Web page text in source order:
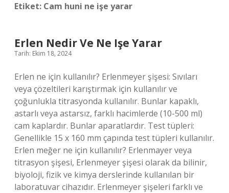
Etiket: Cam huni ne işe yarar
Erlen Nedir Ve Ne Işe Yarar
Tarih: Ekim 18, 2024
Erlen ne için kullanılır? Erlenmeyer şişesi: Sıvıları
veya çözeltileri karıştırmak için kullanılır ve
çoğunlukla titrasyonda kullanılır. Bunlar kapaklı,
astarlı veya astarsız, farklı hacimlerde (10-500 ml)
cam kaplardır. Bunlar aparatlardır. Test tüpleri:
Genellikle 15 x 160 mm çapında test tüpleri kullanılır.
Erlen meğer ne için kullanılır? Erlenmayer veya
titrasyon şişesi, Erlenmeyer şişesi olarak da bilinir,
biyoloji, fizik ve kimya derslerinde kullanılan bir
laboratuvar cihazıdır. Erlenmeyer şişeleri farklı ve